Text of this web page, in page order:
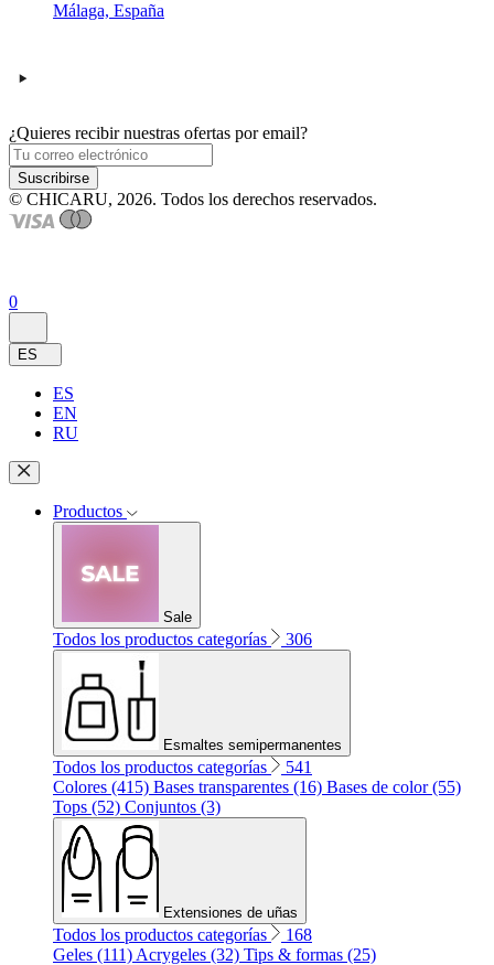
Málaga, España
¿Quieres recibir nuestras ofertas por email?
Suscribirse
© CHICARU, 2026. Todos los derechos reservados.
0
ES
ES
EN
RU
Productos
Sale
Todos los productos categorías 306
Esmaltes semipermanentes
Todos los productos categorías
541
Colores (415) Bases transparentes (16) Bases de color (55)
Tops (52) Conjuntos (3)
Extensiones de uñas
Todos los productos categorías
168
Geles (111) Acrygeles (32) Tips & formas (25)